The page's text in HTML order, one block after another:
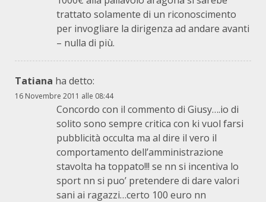
trattato solamente di un riconoscimento
per invogliare la dirigenza ad andare avanti
– nulla di più.
Tatiana ha detto:
16 Novembre 2011 alle 08:44
Concordo con il commento di Giusy….io di
solito sono sempre critica con ki vuol farsi
pubblicità occulta ma al dire il vero il
comportamento dell’amministrazione
stavolta ha toppato!!! se nn si incentiva lo
sport nn si puo’ pretendere di dare valori
sani ai ragazzi…certo 100 euro nn